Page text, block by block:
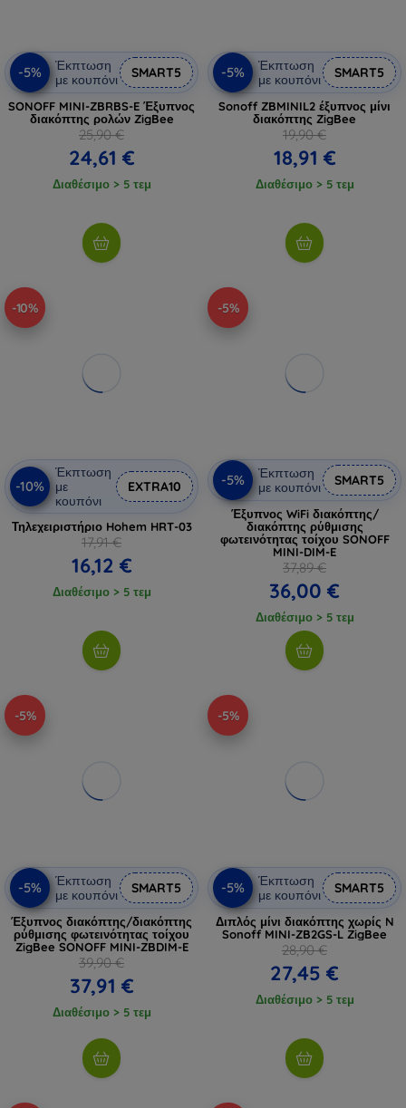
-5%
Έκπτωση
με κουπόνι
SMART5
SONOFF MINI-ZBRBS-E Έξυπνος
διακόπτης ρολών ZigBee
25,90 €
24,61 €
Διαθέσιμο > 5 τεμ
-5%
Έκπτωση
με κουπόνι
SMART5
Sonoff ZBMINIL2 έξυπνος μίνι
διακόπτης ZigBee
19,90 €
18,91 €
Διαθέσιμο > 5 τεμ
-10%
-10%
Έκπτωση
με
κουπόνι
EXTRA10
Τηλεχειριστήριο Hohem HRT-03
17,91 €
16,12 €
Διαθέσιμο > 5 τεμ
-5%
-5%
Έκπτωση
με κουπόνι
SMART5
Έξυπνος WiFi διακόπτης/
διακόπτης ρύθμισης
φωτεινότητας τοίχου SONOFF
MINI-DIM-E
37,89 €
36,00 €
Διαθέσιμο > 5 τεμ
-5%
-5%
Έκπτωση
με κουπόνι
SMART5
Έξυπνος διακόπτης/διακόπτης
ρύθμισης φωτεινότητας τοίχου
ZigBee SONOFF MINI-ZBDIM-E
39,90 €
37,91 €
Διαθέσιμο > 5 τεμ
-5%
-5%
Έκπτωση
με κουπόνι
SMART5
Διπλός μίνι διακόπτης χωρίς N
Sonoff MINI-ZB2GS-L ZigBee
28,90 €
27,45 €
Διαθέσιμο > 5 τεμ